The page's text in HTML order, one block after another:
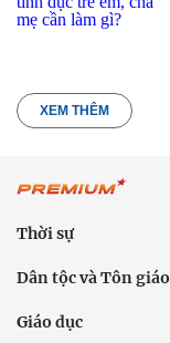
XEM THÊM
Thời sự
Dân tộc và Tôn giáo
Giáo dục